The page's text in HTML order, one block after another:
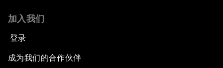
加入我们
登录
成为我们的合作伙伴